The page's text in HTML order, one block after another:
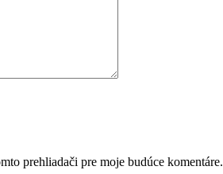
prehliadači pre moje budúce komentáre.